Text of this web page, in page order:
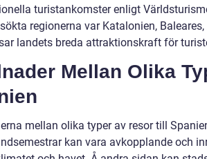
turistankomster enligt
regionerna var Katalonien,
landets breda attraktionskraft för
Mellan Olika
mellan olika typer av resor till
kan vara avkopplande och